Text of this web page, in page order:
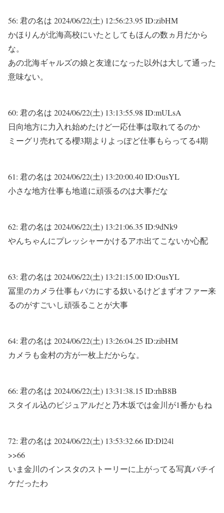
56: 君の名は 2024/06/22(土) 12:56:23.95 ID:zibHM
かほりんが北海高校にいたとしてもほんの数ヵ月だから
な。
あの北海ギャルズの娘と友達になった以外は大して通った
意味ない。
60: 君の名は 2024/06/22(土) 13:13:55.98 ID:mULsA
日向地方に力入れ始めたけど一応仕事は取れてるのか
ミーグリ売れてる櫻3期よりよっぽど仕事もらってる4期
61: 君の名は 2024/06/22(土) 13:20:00.40 ID:OusYL
小さな地方仕事も地道に頑張るのは大事だな
62: 君の名は 2024/06/22(土) 13:21:06.35 ID:9dNk9
やんちゃんにプレッシャーかけるアホ出てこないか心配
63: 君の名は 2024/06/22(土) 13:21:15.00 ID:OusYL
冨里のカメラ仕事もバカにする奴いるけどまずオファー来
るのがすごいし頑張ることが大事
64: 君の名は 2024/06/22(土) 13:26:04.25 ID:zibHM
カメラも金村の方が一枚上だからな。
66: 君の名は 2024/06/22(土) 13:31:38.15 ID:rhB8B
スタイル込のビジュアルだと乃木坂では金川が1番かもね
72: 君の名は 2024/06/22(土) 13:53:32.66 ID:Dl24l
>>66
いま金川のインスタのストーリーに上がってる写真バチイ
ケだったわ